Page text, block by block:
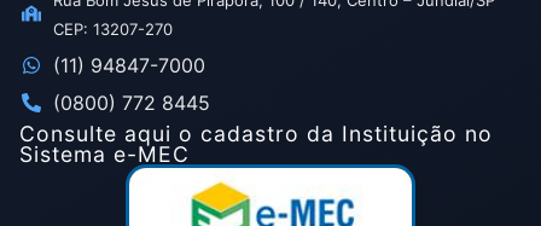
CEP: 13207-270
(11) 94847-7000
(0800) 772 8445
Consulte aqui o cadastro da Instituição no
Sistema e-MEC